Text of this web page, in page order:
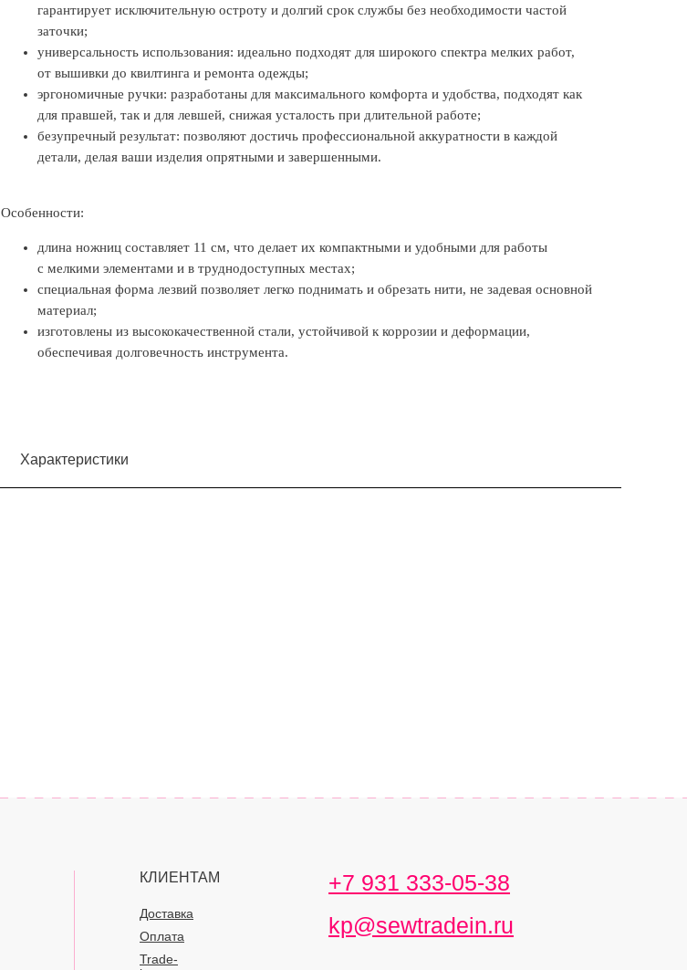
гарантирует исключительную остроту и долгий срок службы без необходимости частой
заточки;
универсальность использования: идеально подходят для широкого спектра мелких работ,
от вышивки до квилтинга и ремонта одежды;
эргономичные ручки: разработаны для максимального комфорта и удобства, подходят как
для правшей, так и для левшей, снижая усталость при длительной работе;
безупречный результат: позволяют достичь профессиональной аккуратности в каждой
детали, делая ваши изделия опрятными и завершенными.
Особенности:
длина ножниц составляет 11 см, что делает их компактными и удобными для работы
с мелкими элементами и в труднодоступных местах;
специальная форма лезвий позволяет легко поднимать и обрезать нити, не задевая основной
материал;
изготовлены из высококачественной стали, устойчивой к коррозии и деформации,
обеспечивая долговечность инструмента.
Характеристики
КЛИЕНТАМ
Доставка
Оплата
Trade-
+7 931 333-05-38
kp@sewtradein.ru